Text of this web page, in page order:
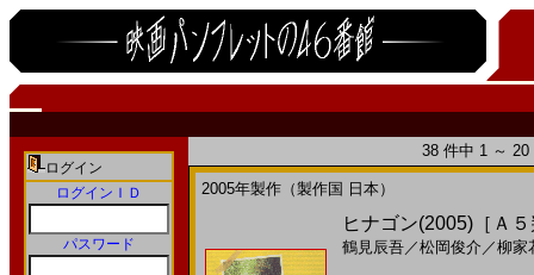
ログイン
ログインＩＤ
パスワード
38 件中 1 ～
2005年製作（製作国 日本）
ヒナゴン(2005)［Ａ
鶴見辰吾／松岡俊介 ／柳家